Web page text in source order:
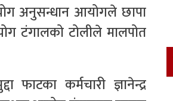
अनुसन्धान आयोगले छापा
टंगालको टोलीले मालपोत
कर्मचारी ज्ञानेन्द्र